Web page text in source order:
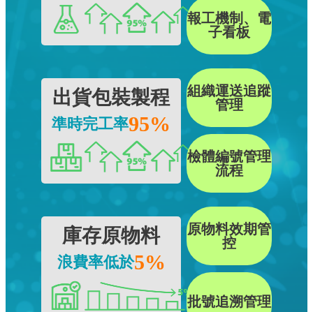
報工機制、電
子看板
出貨包裝製程
準時完工率95%
組織運送追蹤
管理
檢體編號管理
流程
庫存原物料
浪費率低於5%
原物料效期管
控
批號追溯管理